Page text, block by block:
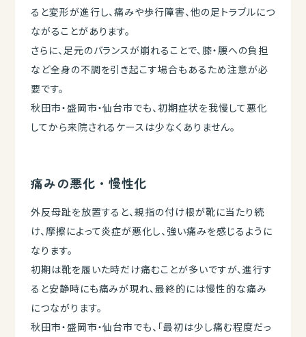
ると変形が進行し、痛みや歩行障害、他の足トラブルにつ
ながることがあります。
さらに、足元のバランスが崩れることで、膝・腰への負担
など全身の不調を引き起こす場合もあるため注意が必
要です。
秋田市・盛岡市・仙台市でも、初期症状を我慢して悪化
してから来院されるケースは少なくありません。
痛みの悪化・慢性化
外反母趾を放置すると、親指の付け根が靴に当たり続
け、摩擦によって炎症が悪化し、強い痛みを感じるように
なります。
初期は靴を履いた時だけ痛むことが多いですが、進行す
ると安静時にも痛みが現れ、最終的には慢性的な痛み
につながります。
秋田市・盛岡市・仙台市でも、「最初は少し痛む程度だっ